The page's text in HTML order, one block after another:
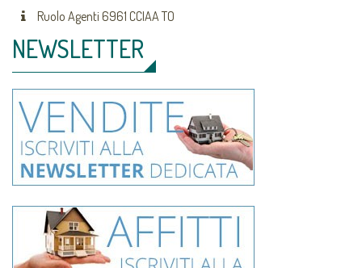
Ruolo Agenti 6961 CCIAA TO
NEWSLETTER